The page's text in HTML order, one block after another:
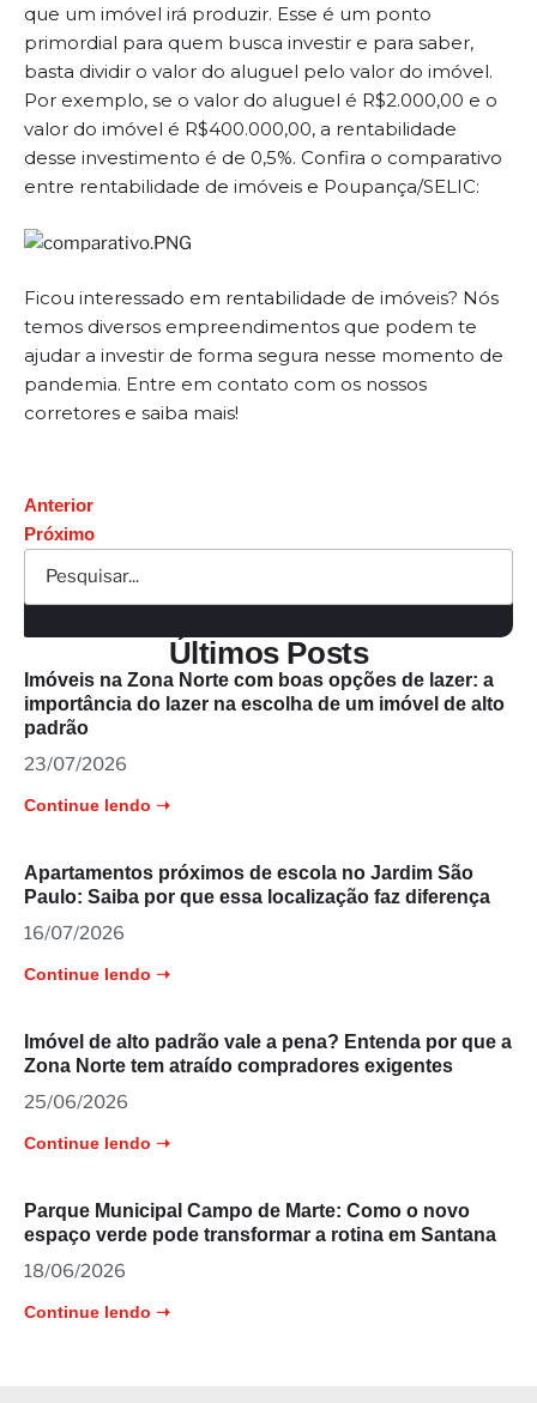
que um imóvel irá produzir. Esse é um ponto
primordial para quem busca investir e para saber,
basta dividir o valor do aluguel pelo valor do imóvel.
Por exemplo, se o valor do aluguel é R$2.000,00 e o
valor do imóvel é R$400.000,00, a rentabilidade
desse investimento é de 0,5%. Confira o comparativo
entre rentabilidade de imóveis e Poupança/SELIC:
Ficou interessado em rentabilidade de imóveis? Nós
temos diversos empreendimentos que podem te
ajudar a investir de forma segura nesse momento de
pandemia. Entre em contato com os nossos
corretores e saiba mais!
Anterior
Próximo
Últimos Posts
Imóveis na Zona Norte com boas opções de lazer: a
importância do lazer na escolha de um imóvel de alto
padrão
23/07/2026
Continue lendo ➝
Apartamentos próximos de escola no Jardim São
Paulo: Saiba por que essa localização faz diferença
16/07/2026
Continue lendo ➝
Imóvel de alto padrão vale a pena? Entenda por que a
Zona Norte tem atraído compradores exigentes
25/06/2026
Continue lendo ➝
Parque Municipal Campo de Marte: Como o novo
espaço verde pode transformar a rotina em Santana
18/06/2026
Continue lendo ➝